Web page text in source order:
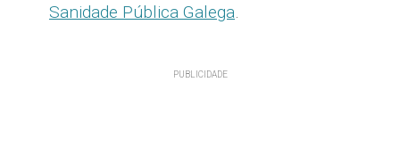
Sanidade Pública Galega.